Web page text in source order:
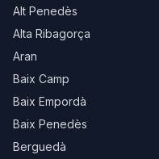
Alt Penedès
Alta Ribagorça
Aran
Baix Camp
Baix Empordà
Baix Penedès
Berguedà